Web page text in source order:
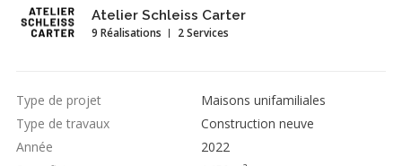
Atelier Schleiss Carter
9 Réalisations 2 Services
Type de projet
Maisons unifamiliales
Type de travaux
Construction neuve
Année
2022